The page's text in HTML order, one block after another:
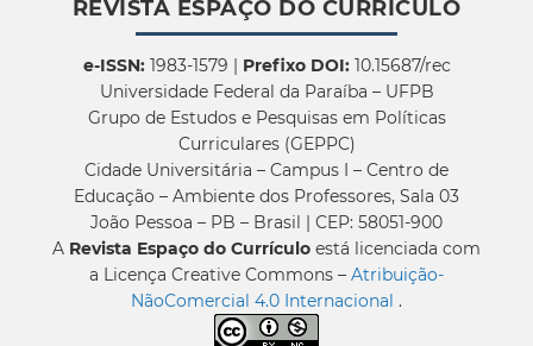
REVISTA ESPAÇO DO CURRÍCULO
e-ISSN:1983-1579 | Prefixo DOI:10.15687/rec
Universidade Federal da Paraíba – UFPB
Grupo de Estudos e Pesquisas em Políticas
Curriculares (GEPPC)
Cidade Universitária – Campus I – Centro de
Educação – Ambiente dos Professores, Sala 03
João Pessoa – PB – Brasil | CEP: 58051-900
A Revista Espaço do Currículo está licenciada com
a Licença Creative Commons – Atribuição-
NãoComercial 4.0 Internacional .